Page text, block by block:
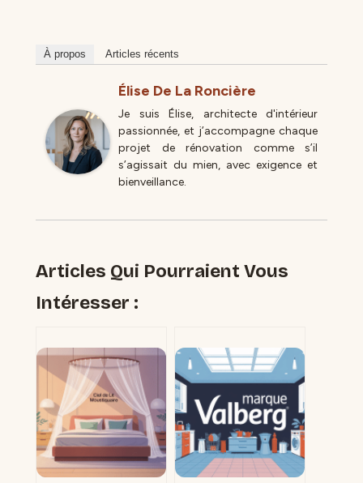
À propos Articles récents
Élise De La Roncière
Je suis Élise, architecte d'intérieur
passionnée, et j’accompagne chaque
projet de rénovation comme s’il
s’agissait du mien, avec exigence et
bienveillance.
Articles Qui Pourraient Vous
Intéresser :